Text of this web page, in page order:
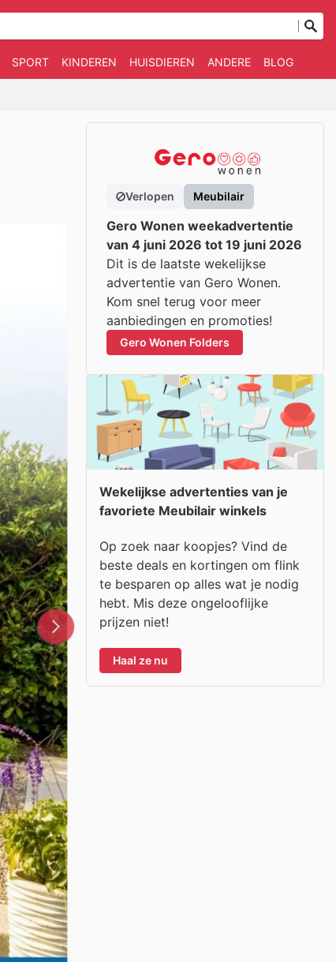
SPORT KINDEREN HUISDIEREN ANDERE BLOG
Verlopen Meubilair
Gero Wonen weekadvertentie
van 4 juni 2026 tot 19 juni 2026
Dit is de laatste wekelijkse
advertentie van Gero Wonen.
Kom snel terug voor meer
aanbiedingen en promoties!
Gero Wonen Folders
Wekelijkse advertenties van je
favoriete Meubilair winkels
Op zoek naar koopjes? Vind de
beste deals en kortingen om flink
te besparen op alles wat je nodig
hebt. Mis deze ongelooflijke
prijzen niet!
Haal ze nu